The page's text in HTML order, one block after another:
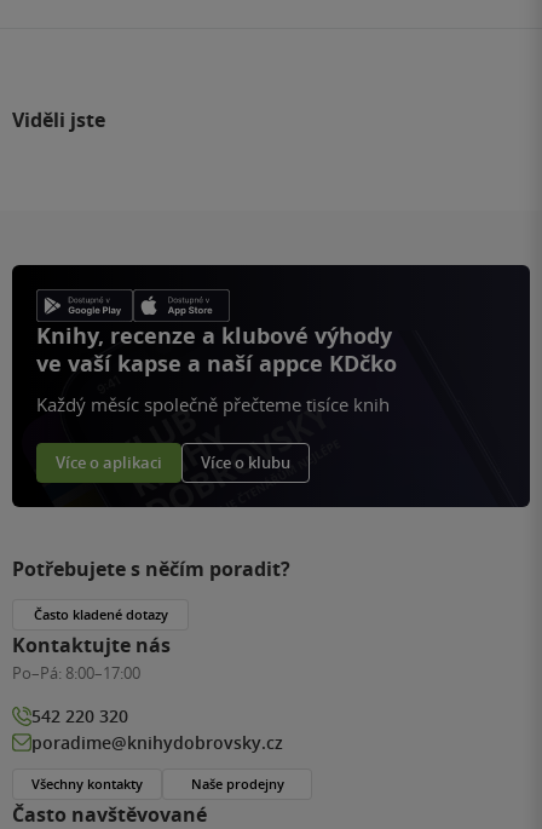
Viděli jste
Knihy, recenze a klubové výhody
ve vaší kapse a naší appce KDčko
Každý měsíc společně přečteme tisíce knih
Více o aplikaci Více o klubu
Často navštěvované
Potřebujete s něčím poradit?
Často kladené dotazy
Kontaktujte nás
Po–Pá: 8:00–17:00
542 220 320
poradime@knihydobrovsky.cz
Všechny kontakty Naše prodejny